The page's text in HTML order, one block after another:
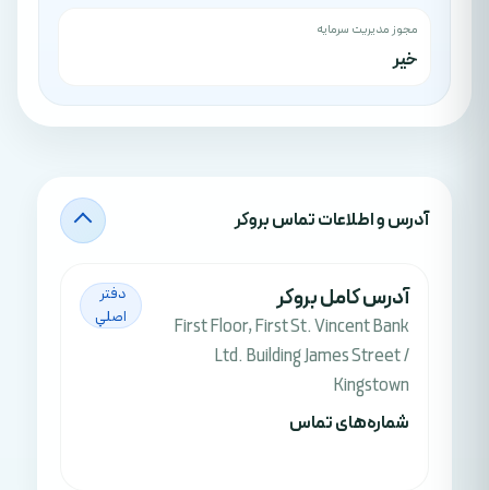
مجوز مدیریت سرمایه
خیر
آدرس‌ و اطلاعات تماس بروکر
آدرس کامل بروکر
First Floor, First St. Vincent Bank
Ltd. Building James Street /
Kingstown
دفتر
اصلي
شماره‌های تماس